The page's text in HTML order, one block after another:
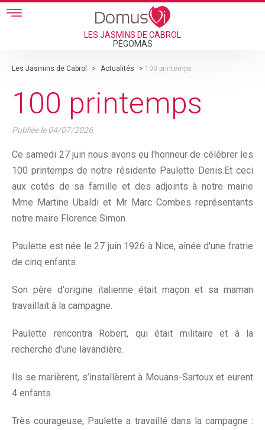
Skip to main content
LES JASMINS DE CABROL
PÉGOMAS
Les Jasmins de Cabrol > Actualités > 100 printemps
100 printemps
Publiée le04/07/2026
Ce samedi 27 juin nous avons eu l'honneur de célébrer les
100 printemps de notre résidente Paulette Denis.Et ceci
aux cotés de sa famille et des adjoints à notre mairie
Mme Martine Ubaldi et Mr Marc Combes représentants
notre maire Florence Simon.
Paulette est née le 27 juin 1926 à Nice, aînée d'une fratrie
de cinq enfants.
Son père d'origine italienne était maçon et sa maman
travaillait à la campagne.
Paulette rencontra Robert, qui était militaire et à la
recherche d'une lavandière.
Ils se marièrent, s’installèrent à Mouans-Sartoux et eurent
4 enfants.
Très courageuse, Paulette a travaillé dans la campagne :